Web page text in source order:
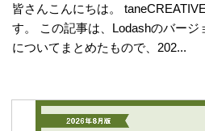
皆さんこんにちは。
す。 この記事は、Lodashのバージ
についてまとめたもので、202...